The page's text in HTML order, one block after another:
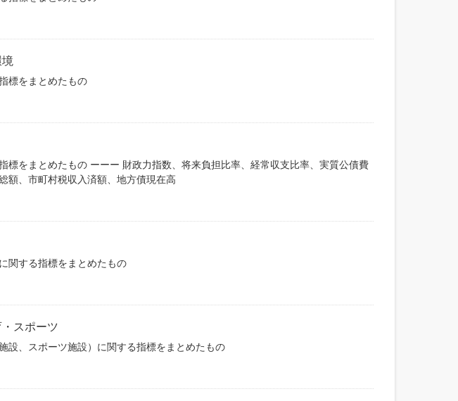
標をまとめたもの
標をまとめたもの ーーー 財政力指数、将来負担比率、経常収支比率、実質公債費
額、市町村税収入済額、地方債現在高
関する指標をまとめたもの
スポーツ
設、スポーツ施設）に関する指標をまとめたもの